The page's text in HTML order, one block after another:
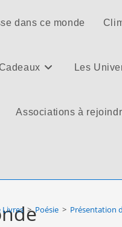
dans ce monde
Cadeaux Les
Associations à
Livres > Poésie > Présentation